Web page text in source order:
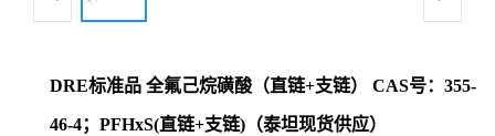
DRE标准品 全氟己烷磺酸（直链+支链） CAS号：355-
46-4；PFHxS(直链+支链)（泰坦现货供应）